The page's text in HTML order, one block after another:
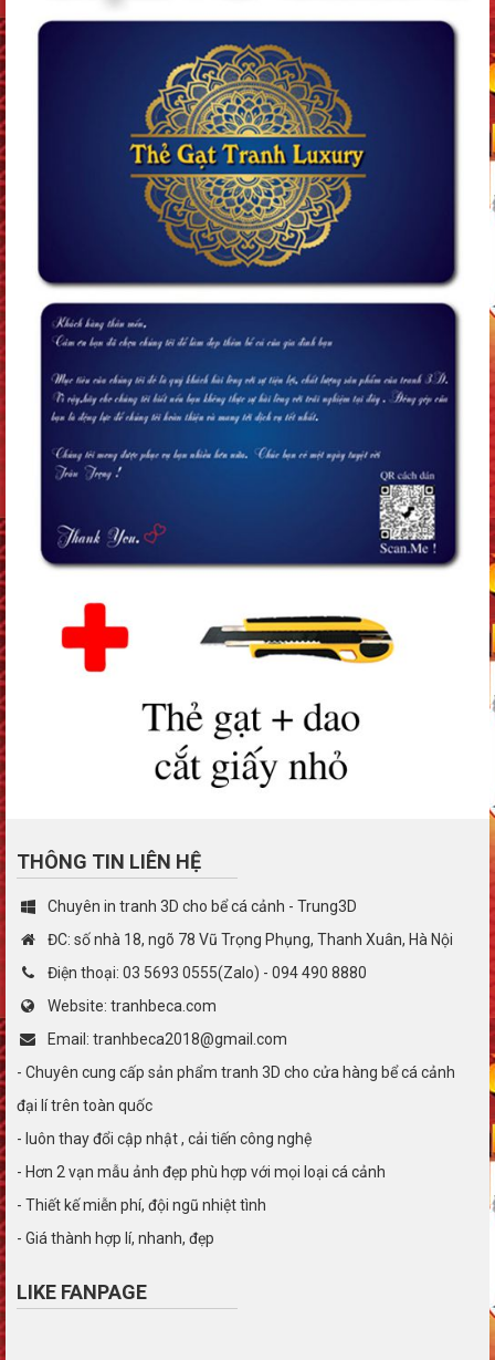
THÔNG TIN LIÊN HỆ
Chuyên in tranh 3D cho bể cá cảnh - Trung3D
ĐC: số nhà 18, ngõ 78 Vũ Trọng Phụng, Thanh Xuân, Hà Nội
Điện thoại: 03 5693 0555(Zalo) - 094 490 8880
Website: tranhbeca.com
Email: tranhbeca2018@gmail.com
- Chuyên cung cấp sản phẩm tranh 3D cho cửa hàng bể cá cảnh
đại lí trên toàn quốc
- luôn thay đổi cập nhật , cải tiến công nghệ
- Hơn 2 vạn mẫu ảnh đẹp phù hợp với mọi loại cá cảnh
- Thiết kế miễn phí, đội ngũ nhiệt tình
- Giá thành hợp lí, nhanh, đẹp
LIKE FANPAGE